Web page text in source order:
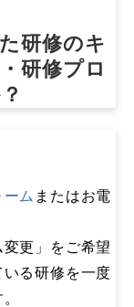
研修のキ
研修プロ
ム またはお電
変更」をご希望
る研修を一度